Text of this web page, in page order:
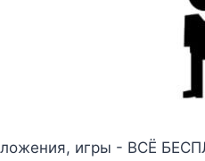
игры - ВСЁ